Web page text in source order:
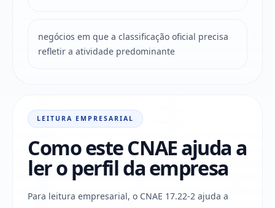
negócios em que a classificação oficial precisa
refletir a atividade predominante
LEITURA EMPRESARIAL
Como este CNAE ajuda a
ler o perfil da empresa
Para leitura empresarial, o CNAE 17.22-2 ajuda a